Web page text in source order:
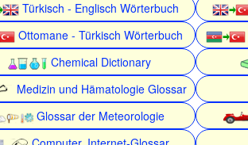
Türkisch - Englisch Wörterbuch
Ottomane - Türkisch Wörterbuch
Chemical Dictionary
Medizin und Hämatologie Glossar
Glossar der Meteorologie